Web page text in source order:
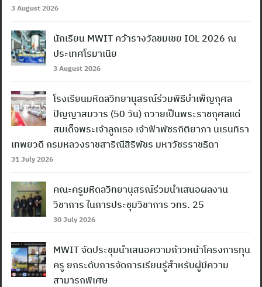
3 August 2026
นักเรียน MWIT คว้ารางวัลชมเชย IOL 2026 ณ
ประเทศโรมาเนีย
3 August 2026
โรงเรียนมหิดลวิทยานุสรณ์ร่วมพิธีบำเพ็ญกุศล
ปัญญาสมวาร (50 วัน) ถวายเป็นพระราชกุศลแด่
สมเด็จพระเจ้าลูกเธอ เจ้าฟ้าพัชรกิติยาภา นเรนทิรา
เทพยวดี กรมหลวงราชสาริณีสิริพัชร มหาวัชรราชธิดา
31 July 2026
คณะครูมหิดลวิทยานุสรณ์ร่วมนำเสนอผลงาน
วิชาการ ในการประชุมวิชาการ วทร. 25
30 July 2026
MWIT จัดประชุมนำเสนอความก้าวหน้าโครงการทุน
ครู ยกระดับการจัดการเรียนรู้สำหรับผู้มีความ
สามารถพิเศษ